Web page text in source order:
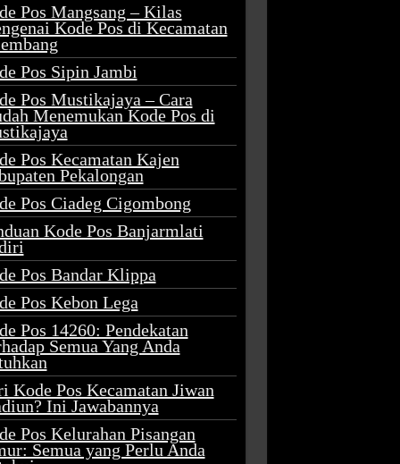
Pos Mangsang – Kilas
Kode Pos di Kecamatan
Pos Sipin Jambi
Pos Mustikajaya – Cara
Menemukan Kode Pos di
Pos Kecamatan Kajen
Pekalongan
Pos Ciadeg Cigombong
Kode Pos Banjarmlati
Pos Bandar Klippa
Pos Kebon Lega
Pos 14260: Pendekatan
Semua Yang Anda
Kode Pos Kecamatan Jiwan
Ini Jawabannya
Pos Kelurahan Pisangan
Semua yang Perlu Anda